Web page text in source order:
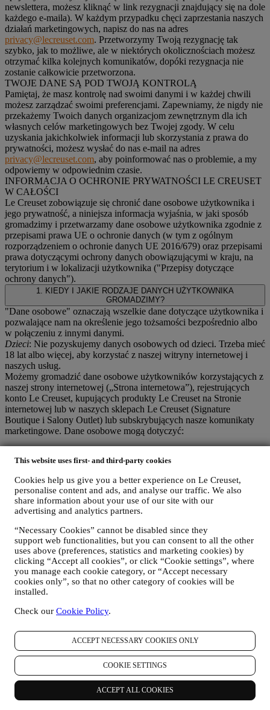
This website uses first- and third-party cookies
Cookies help us give you a better experience on Le Creuset,
personalise content and ads, and analyse our traffic. We also
share information about your use of our site with our
advertising and analytics partners.
“Necessary Cookies” cannot be disabled since they
support web functionalities, but you can consent to all the other
uses above (preferences, statistics and marketing cookies) by
clicking “Accept all cookies”, or click “Cookie settings”, where
you manage each cookie category, or “Accept necessary
cookies only”, so that no other category of cookies will be
installed.
Check our Cookie Policy.
ACCEPT NECESSARY COOKIES ONLY
COOKIE SETTINGS
ACCEPT ALL COOKIES
newslettera, możesz kliknąć w link rezygnacji znajdujący się na dole
każdego e-maila). W każdym przypadku chęci zaprzestania naszych
działań marketingowych, napisz do nas na adres
privacy@lecreuset.com. Przetworzymy Twoją rezygnację tak
szybko, jak to możliwe, ale w niektórych okolicznościach możesz
otrzymać kilka kolejnych komunikatów, dopóki rezygnacja nie
zostanie całkowicie przetworzona.
TWOJE DANE SĄ POD TWOJĄ KONTROLĄ
Pamiętaj, że masz kontrolę nad swoimi danymi i w każdej chwili
możesz zarządzać swoimi preferencjami. Zapewniamy, że nigdy nie
przekażemy Twoich danych organizacjom zewnętrznym dla ich
własnych celów marketingowych bez Twojej zgody. W celu
uzyskania jakichkolwiek informacji lub skorzystania z prawa do
prywatności, możesz wysłać do nas e-mail na adres
privacy@lecreuset.com, aby poinformować nas o problemie, a my
odpowiemy w odpowiednim czasie.
INFORMACJA O OCHRONIE PRYWATNOŚCI LE CREUSET
W CAŁOŚCI
Le Creuset zobowiązuje się chronić dane osobowe użytkownika i
jego prywatność, a niniejsza informacja wyjaśnia, w jaki sposób
gromadzimy i przetwarzamy dane osobowe użytkownika zgodnie z
przepisami prawa UE o ochronie danych (w tym z ogólnym
rozporządzeniem o ochronie danych UE 2016/679) oraz przepisami
prawa dotyczącymi ochrony danych obowiązującymi w kraju, na
terytorium i w lokalizacji użytkownika ("Przepisy dotyczące
ochrony danych").
1. KIEDY I JAKIE RODZAJE DANYCH UŻYTKOWNIKA
GROMADZIMY?
"Dane osobowe" oznaczają wszelkie dane dotyczące użytkownika i
pozwalające nam na określenie jego tożsamości bezpośrednio albo
w połączeniu z innymi danymi.
Dzieci: Nie pozyskujemy danych osobowych od dzieci. Trzeba mieć
18 lat albo więcej, aby korzystać z naszej witryny internetowej i
naszych usług.
Możemy gromadzić dane osobowe użytkowników korzystających z
naszej strony internetowej („Strona internetowa”), rejestrujących
konto Le Creuset, kupujących produkty Le Creuset na Stronie
internetowej lub w naszych sklepach Le Creuset (Signature
Boutique i Salony Outlet) lub subskrybujących nasze komunikaty
marketingowe. Dane osobowe mogą dotyczyć:
dostawy, dane i informacje szczegółowe dotyczące produktu i
dane użytkownika dotyczące historii przeglądania Internetu
(np. identyfikatory internetowe – takie jak adres IP, wersja
przeglądarki, system operacyjny, czas trwania wizyty,
powracający użytkownik, pochodzenie geograficzne)
gromadzone podczas wizyt w Witrynie internetowej
(niezależnie od bycia zarejestrowanym użytkownikiem)
poprzez korzystanie z logów lub technologii śledzenia, takich
jak "pliki cookie" i innych podobnych technologii (w tym
technologię Piksela Śledzącego) ,informacje na temat
gromadzenia danych za pomocą plików cookie można
znaleźć w naszej
w większości przypadków nie będziemy w stanie
informacje zwrotne, wnioski, skargi, zapytania albo interakcje
z nami (na przykład wiadomości użytkownika, zapisy chatów,
posty w mediach społecznościowych, wiadomości e-mail albo
rozmowy telefoniczne).
Dane osobowe użytkownika gromadzone podczas korzystania z
Witryny internetowej albo podawane przez niego w inny sposób